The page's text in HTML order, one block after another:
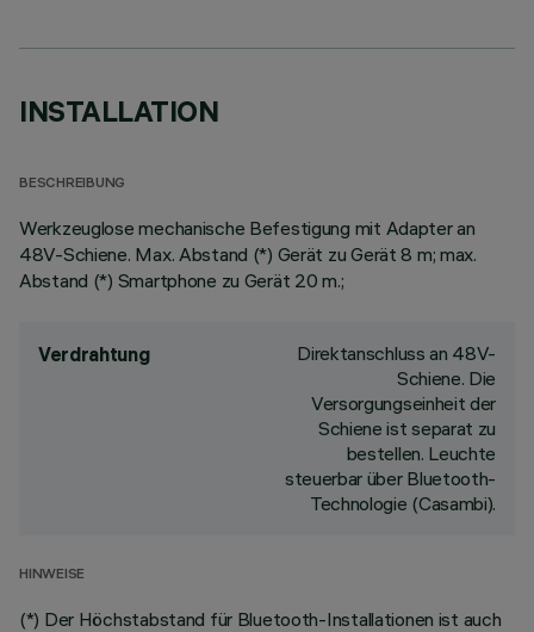
INSTALLATION
BESCHREIBUNG
Werkzeuglose mechanische Befestigung mit Adapter an
48V-Schiene. Max. Abstand (*) Gerät zu Gerät 8 m; max.
Abstand (*) Smartphone zu Gerät 20 m.;
Verdrahtung
Direktanschluss an 48V-
Schiene. Die
Versorgungseinheit der
Schiene ist separat zu
bestellen. Leuchte
steuerbar über Bluetooth-
Technologie (Casambi).
HINWEISE
(*) Der Höchstabstand für Bluetooth-Installationen ist auch